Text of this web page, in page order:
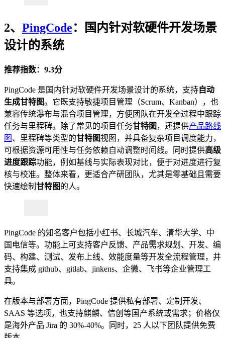
2、 PingCode：国内针对软硬件开发场景
设计的系统
推荐指数：9.3分
PingCode 是国内针对软硬件开发场景设计的系统，支持自动
生成甘特图。它既支持敏捷项目管理（Scrum、Kanban），也
兼容传统瀑布与混合项目管理，方便团队在开发全过程中跟踪
任务与里程碑。除了常见的项目任务甘特图 ，还提供产品路线
图 、里程碑等类型的甘特图视图，并具备复杂项目调度能力，
可根据资源可用性与任务依赖自动调整时间线。同时提供高级
进度跟踪功能，例如基线与实际表现对比，便于对进度进行复
核与校准。整体来看，更适合产研团队，尤其是零基础且需要
快速绘制 甘特图的人。
PingCode 的知名客户包括小红书、长城汽车、清华大学、中
国电信等。功能上可支持客户反馈、产品需求规划、开发、编
码、构建、测试、发布上线、效能度量等开发全流程管理，并
支持集成 github、gitlab、jinkens、企微、飞书等企业管理工
具。
在版本与部署方面，PingCode 提供私有部署、定制开发、
SAAS 等选项，也支持麒麟、信创等国产系统或需求；价格仅
是海外产品 Jira 的 30%-40%。同时，25 人以下团队提供免费